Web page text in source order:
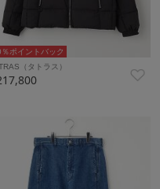
％ポイントバック
（タトラス）